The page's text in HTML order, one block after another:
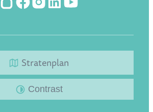
HoplrFacebook
Instagram
LinkedIn
YouTube
Stratenplan
Contrast